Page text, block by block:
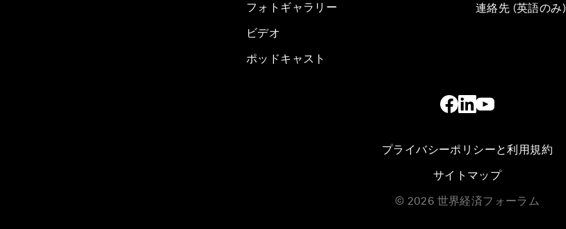
フォトギャラリー
ビデオ
ポッドキャスト
連絡先 (英語のみ)
プライバシーポリシーと利用規約
サイトマップ
© 2026 世界経済フォーラム